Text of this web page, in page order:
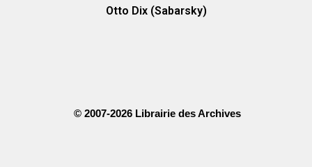
Otto Dix (Sabarsky)
© 2007-2026 Librairie des Archives